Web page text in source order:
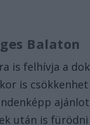
Balaton
is felhívja a
is
után is